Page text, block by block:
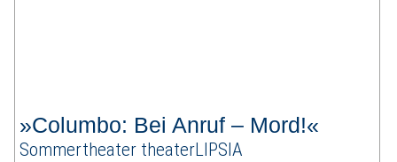
»Columbo: Bei Anruf – Mord!«
Sommertheater theaterLIPSIA